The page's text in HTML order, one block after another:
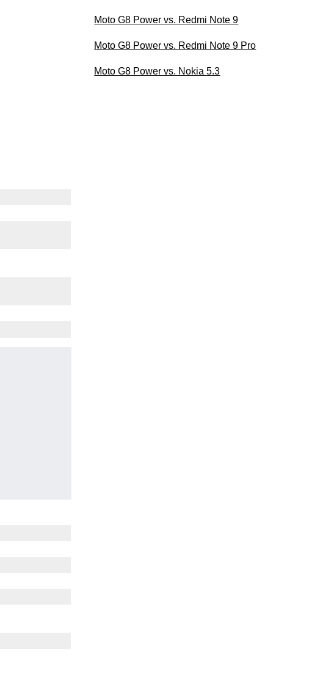
Moto G8 Power vs. Redmi Note 9
Moto G8 Power vs. Redmi Note 9 Pro
Moto G8 Power vs. Nokia 5.3